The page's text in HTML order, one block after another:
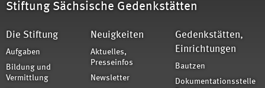
Stiftung Sächsische Gedenkstätten
Die Stiftung
Aufgaben
Bildung und
Vermittlung
Neuigkeiten
Aktuelles,
Presseinfos
Newsletter
Gedenkstätten,
Einrichtungen
Bautzen
Dokumentationsstelle